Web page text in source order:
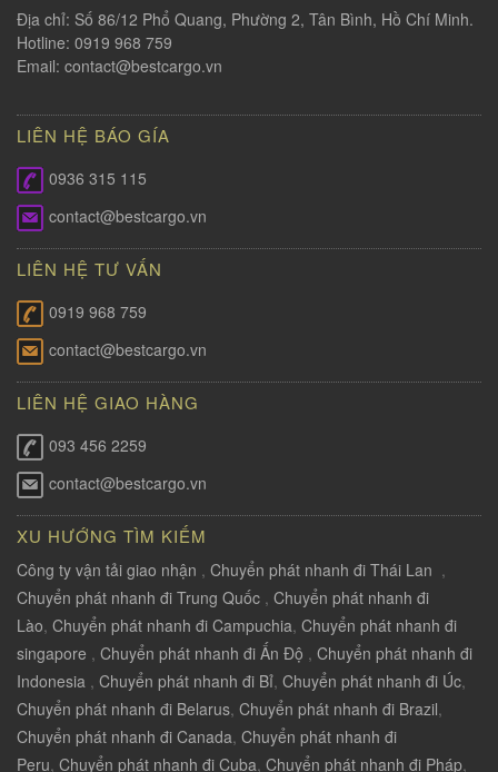
Địa chỉ: Số 86/12 Phổ Quang, Phường 2, Tân Bình, Hồ Chí Minh.
Hotline: 0919 968 759
Email: contact@bestcargo.vn
LIÊN HỆ BÁO GÍA
0936 315 115
contact@bestcargo.vn
LIÊN HỆ TƯ VẤN
0919 968 759
contact@bestcargo.vn
LIÊN HỆ GIAO HÀNG
093 456 2259
contact@bestcargo.vn
XU HƯỚNG TÌM KIẾM
Công ty vận tải giao nhận , Chuyển phát nhanh đi Thái Lan ,
Chuyển phát nhanh đi Trung Quốc , Chuyển phát nhanh đi
Lào, Chuyển phát nhanh đi Campuchia, Chuyển phát nhanh đi
singapore , Chuyển phát nhanh đi Ấn Độ , Chuyển phát nhanh đi
Indonesia , Chuyển phát nhanh đi Bỉ, Chuyển phát nhanh đi Úc,
Chuyển phát nhanh đi Belarus, Chuyển phát nhanh đi Brazil,
Chuyển phát nhanh đi Canada, Chuyển phát nhanh đi
Peru, Chuyển phát nhanh đi Cuba, Chuyển phát nhanh đi Pháp,